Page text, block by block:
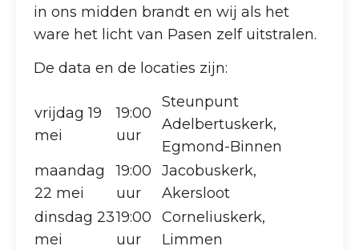
in ons midden brandt en wij als het
ware het licht van Pasen zelf uitstralen.
De data en de locaties zijn:
vrijdag 19
mei
19:00
uur
Steunpunt
Adelbertuskerk,
Egmond-Binnen
maandag
22 mei
19:00
uur
Jacobuskerk,
Akersloot
dinsdag 23
mei
19:00
uur
Corneliuskerk,
Limmen